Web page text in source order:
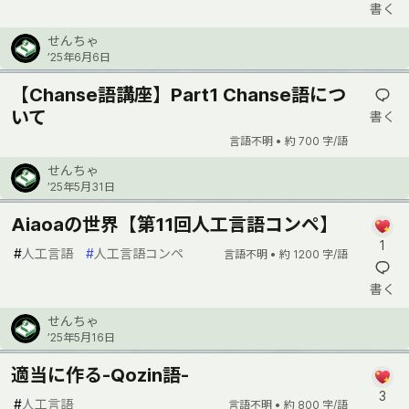
書く
せんちゃ
’25年6月6日
【Chanse語講座】Part1 Chanse語につ
いて
言語不明 • 約 700 字/語
書く
せんちゃ
’25年5月31日
Aiaoaの世界【第11回人工言語コンペ】
#人工言語 #人工言語コンペ 言語不明 • 約 1200 字/語
1
書く
せんちゃ
’25年5月16日
適当に作る-Qozin語-
#人工言語 言語不明 • 約 800 字/語
3